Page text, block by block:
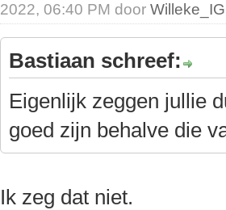
2022, 06:40 PM door
Bastiaan schreef:
Eigenlijk zeggen jullie
goed zijn behalve die
Ik zeg dat niet.